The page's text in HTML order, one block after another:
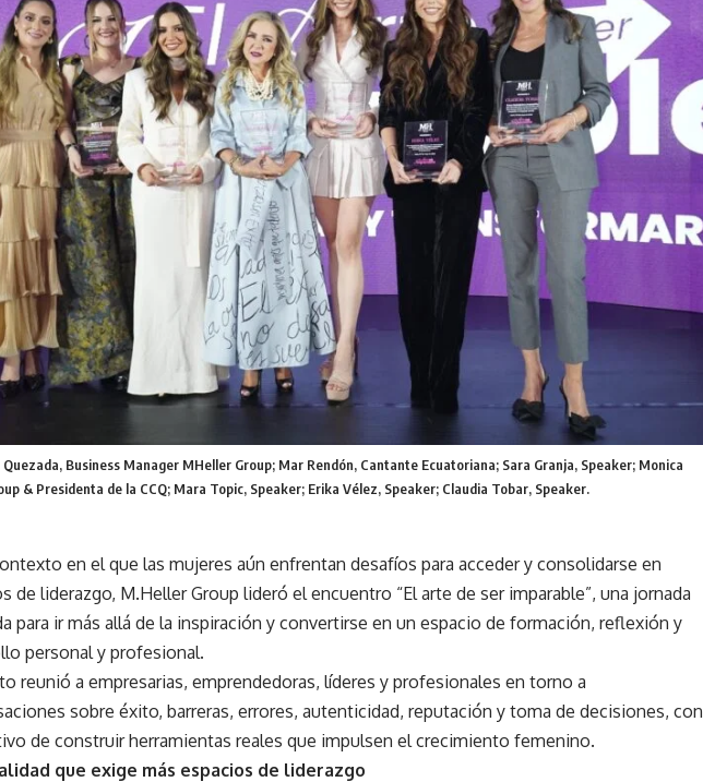
Business Manager MHeller Group; Mar Rendón, Cantante Ecuatoriana; Sara Granja, Speaker; Monica
& Presidenta de la CCQ; Mara Topic, Speaker; Erika Vélez, Speaker; Claudia Tobar, Speaker.
en el que las mujeres aún enfrentan desafíos para acceder y consolidarse en
de liderazgo, M.Heller Group lideró el encuentro “El arte de ser imparable”, una jornada
para ir más allá de la inspiración y convertirse en un espacio de formación, reflexión y
personal y profesional.
reunió a empresarias, emprendedoras, líderes y profesionales en torno a
sobre éxito, barreras, errores, autenticidad, reputación y toma de decisiones, con
de construir herramientas reales que impulsen el crecimiento femenino.
que exige más espacios de liderazgo